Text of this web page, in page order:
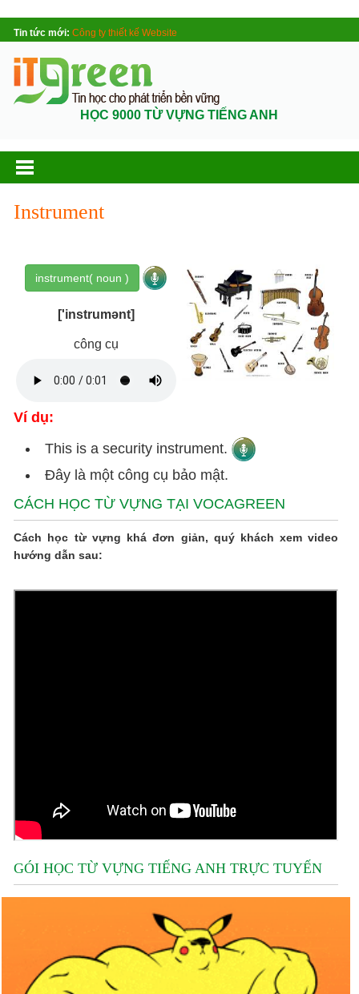
Tin tức mới: Công ty thiết kế Website
HỌC 9000 TỪ VỰNG TIẾNG ANH
Instrument
instrument( noun )
['instrumənt]
công cụ
Ví dụ:
This is a security instrument.
Đây là một công cụ bảo mật.
CÁCH HỌC TỪ VỰNG TẠI VOCAGREEN
Cách học từ vựng khá đơn giản, quý khách xem video
hướng dẫn sau:
GÓI HỌC TỪ VỰNG TIẾNG ANH TRỰC TUYẾN